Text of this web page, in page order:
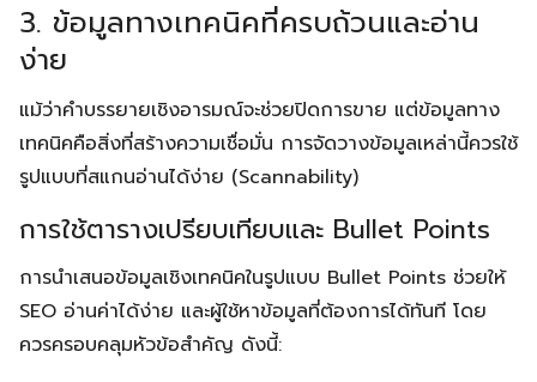
3. ข้อมูลทางเทคนิคที่ครบถ้วนและอ่าน
ง่าย
แม้ว่าคำบรรยายเชิงอารมณ์จะช่วยปิดการขาย แต่ข้อมูลทาง
เทคนิคคือสิ่งที่สร้างความเชื่อมั่น การจัดวางข้อมูลเหล่านี้ควรใช้
รูปแบบที่สแกนอ่านได้ง่าย (Scannability)
การใช้ตารางเปรียบเทียบและ Bullet Points
การนำเสนอข้อมูลเชิงเทคนิคในรูปแบบ Bullet Points ช่วยให้
SEO อ่านค่าได้ง่าย และผู้ใช้หาข้อมูลที่ต้องการได้ทันที โดย
ควรครอบคลุมหัวข้อสำคัญ ดังนี้: